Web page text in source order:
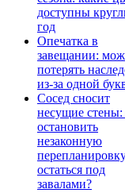
доступны
год
Опечатка в
завещании:
потерять
из-за одной
Сосед сносит
несущие стены:
остановить
незаконную
остаться под
завалами?